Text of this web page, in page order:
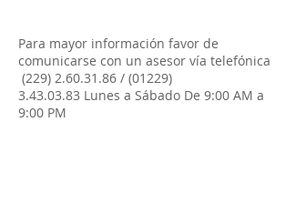
Para mayor información favor de
comunicarse con un asesor vía telefónica
(229) 2.60.31.86 / (01229)
3.43.03.83 Lunes a Sábado De 9:00 AM a
9:00 PM